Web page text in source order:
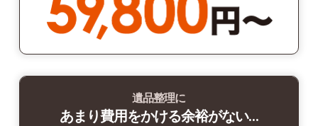
遺品整理に
あまり費用をかける余裕がない…